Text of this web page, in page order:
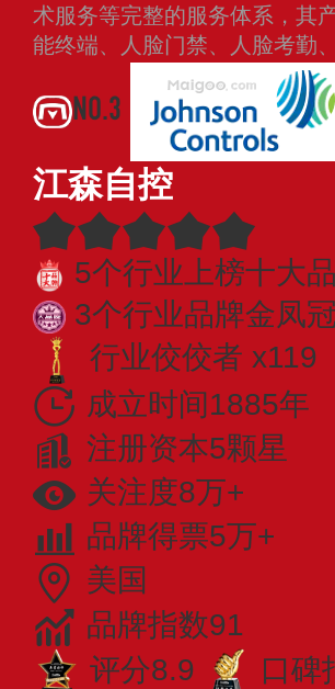
术服务等完整的服务体系，其
能终端、人脸门禁、人脸考勤
NO.3
江森自控
5个行业上榜十大
3个行业品牌金凤冠
行业佼佼者 x119
成立时间1885年
注册资本5颗星
关注度8万+
品牌得票5万+
美国
品牌指数91
评分8.9
口碑